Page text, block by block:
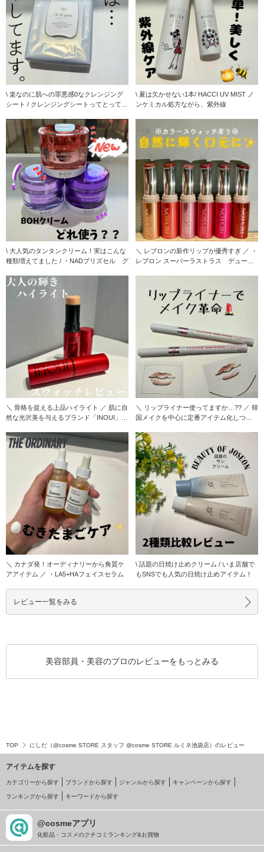
\ 楽なのに肌への罪悪感0なクレンジング
シート / クレンジングシートってとっても
\ 夏は欠かせない1本/ HACCI UV MIST ノ
ンケミカル処方ながら、紫外線
\ 大人気のタンタンクリーム！実はこんな
種類増えてました / ・NADプリズセル グ
＼ レブロンの新作リップが優秀すぎ ／ ・
レブロン スーパーラストラス デューイ
＼ 骨格を捉える上品ハイライト ／ 肌に自
然な光沢美を与えるブランド「INOUI」か
＼ リップライナー使ってますか…?? ／ 韓
国メイクを中心に定番アイテム化しつつ
＼ カナダ発！オーディナリーから角質ケ
アアイテム ／ ・LA5+HAフェイスセラム
\ 話題の日焼け止めクリーム / いま店舗で
もSNSでも人気の日焼け止めアイテム！
レビュー一覧をみる
美容部員・美容のプロのレビューをもっとみる
TOP にしだ（@cosme STORE スタッフ @cosme STORE ルミネ池袋店）のレビュー
アイテムを探す
カテゴリーから探す ブランドから探す ジャンルから探す キャンペーンから探す
ランキングから探す キーワードから探す
@cosmeアプリ
化粧品・コスメのクチコミランキング&お買物